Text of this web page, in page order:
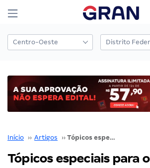
Início ›› Artigos ›› Tópicos especiais para o MPF #2 – Proteção Internacional dos povos indígenas
Tópicos especiais para o